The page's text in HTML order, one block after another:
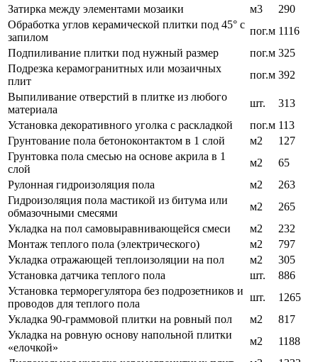
Затирка между элементами мозаики
м3
290
Обработка углов керамической плитки под 45° с
запилом
пог.м 1116
Подпиливание плитки под нужный размер
пог.м 325
Подрезка керамогранитных или мозаичных
плит
пог.м 392
Выпиливание отверстий в плитке из любого
материала
шт.
313
Установка декоративного уголка с раскладкой
пог.м 113
Грунтование пола бетоноконтактом в 1 слой
м2
127
Грунтовка пола смесью на основе акрила в 1
слой
м2
65
Рулонная гидроизоляция пола
м2
263
Гидроизоляция пола мастикой из битума или
обмазочными смесями
м2
265
Укладка на пол самовыравнивающейся смеси
м2
232
Монтаж теплого пола (электрического)
м2
797
Укладка отражающей теплоизоляции на пол
м2
305
Установка датчика теплого пола
шт.
886
Установка терморегулятора без подрозетников и
проводов для теплого пола
шт.
1265
Укладка 90-граммовой плитки на ровный пол
м2
817
Укладка на ровную основу напольной плитки
«елочкой»
м2
1188